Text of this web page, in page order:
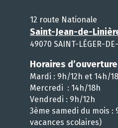
12 route Nationale
Saint-Jean-de-
49070 SAINT-LÉGER-
Horaires d’ouverture
Mardi : 9h/12h et 14h/
Mercredi : 14h/18h
Vendredi : 9h/12h
3ème samedi du mois
vacances scolaires)